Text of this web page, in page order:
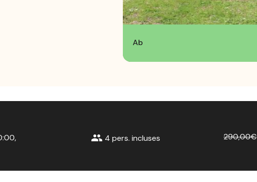
Ab
group 4 pers. incluses 290,00€